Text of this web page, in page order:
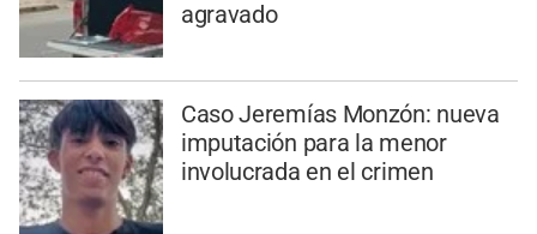
agravado
Caso Jeremías Monzón: nueva
imputación para la menor
involucrada en el crimen